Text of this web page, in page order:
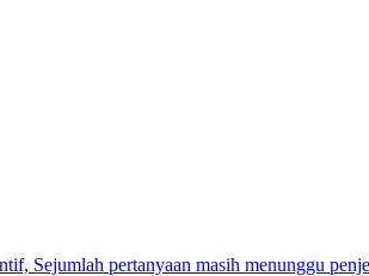
Sejumlah pertanyaan masih menunggu